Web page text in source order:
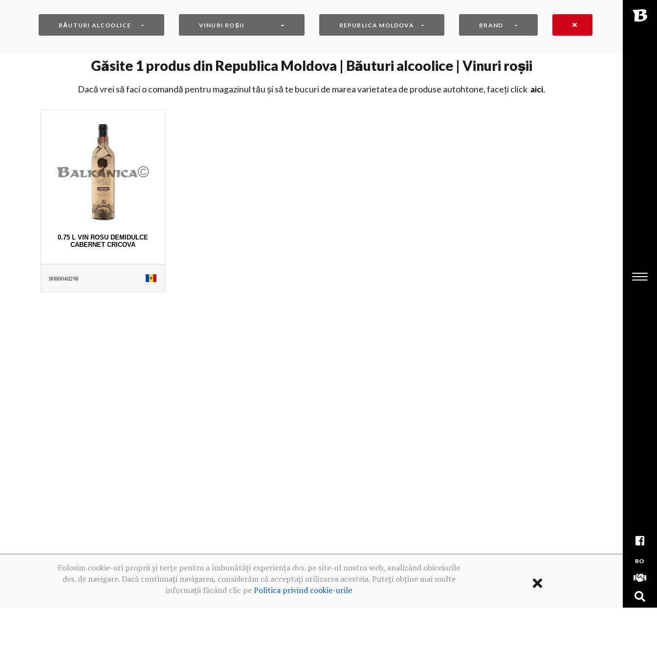
RO
BĂUTURI ALCOOLICE VINURI ROȘII REPUBLICA MOLDOVA BRAND
Găsite 1 produs din Republica Moldova | Băuturi alcoolice | Vinuri roșii
Dacă vrei să faci o comandă pentru magazinul tău și să te bucuri de marea varietatea de produse autohtone, faceți click aici․
0.75 L VIN ROSU DEMIDULCE
CABERNET CRICOVA
8080040298
Folosim cookie-uri proprii și terțe pentru a îmbunătăți experiența dvs. pe site-ul nostru web, analizând obiceiurile
dvs. de navigare. Dacă continuați navigarea, considerăm că acceptați utilizarea acesteia. Puteți obține mai multe
informații făcând clic pePolitica privind cookie-urile